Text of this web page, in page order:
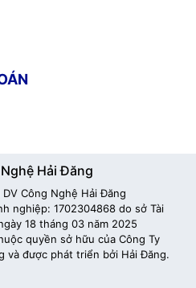
Hải Đăng
Công Nghệ Hải Đăng
nghiệp: 1702304868 do sở Tài
18 tháng 03 năm 2025
quyền sở hữu của Công Ty
và được phát triển bởi Hải Đăng.